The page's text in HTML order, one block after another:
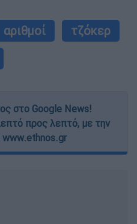
αριθμοί
τζόκερ
στο Google News!
προς λεπτό, με την